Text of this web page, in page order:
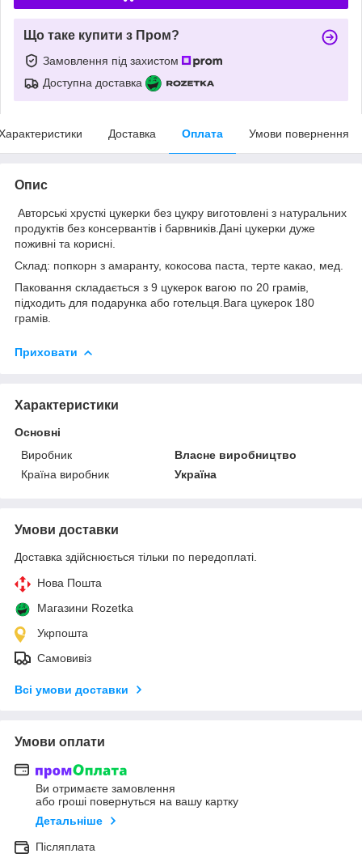
Що таке купити з Пром?
Замовлення під захистом
Доступна доставка
Доставка Оплата Умови повернення
Опис
Авторські хрусткі цукерки без цукру виготовлені з натуральних
продуктів без консервантів і барвників.Дані цукерки дуже
поживні та корисні.
Склад: попкорн з амаранту, кокосова паста, терте какао, мед.
Паковання складається з 9 цукерок вагою по 20 грамів,
підходить для подарунка або готельця.Вага цукерок 180
грамів.
Приховати
Характеристики
Основні
Виробник
Власне виробництво
Країна виробник
Україна
Умови доставки
Доставка здійснюється тільки по передоплаті.
Нова Пошта
Магазини Rozetka
Укрпошта
Самовивіз
Всі умови доставки
Умови оплати
Ви отримаєте замовлення
або гроші повернуться на вашу картку
Детальніше
Післяплата